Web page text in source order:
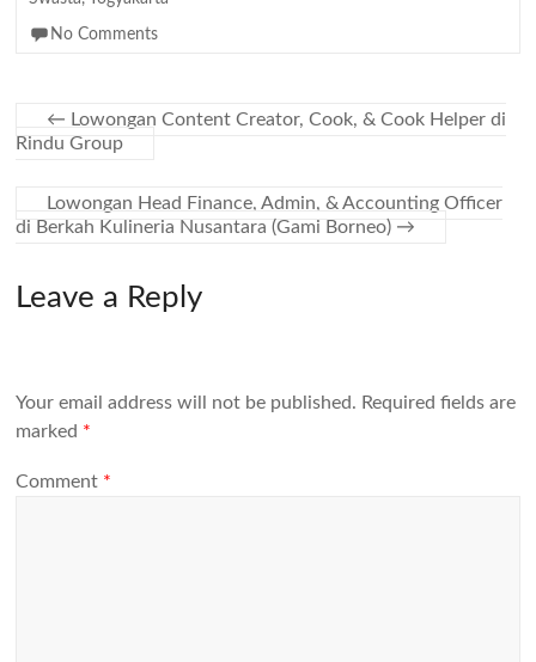
No Comments
← Lowongan Content Creator, Cook, & Cook Helper di
Rindu Group
Lowongan Head Finance, Admin, & Accounting Officer
di Berkah Kulineria Nusantara (Gami Borneo) →
Leave a Reply
Your email address will not be published. Required fields are
marked *
Comment *